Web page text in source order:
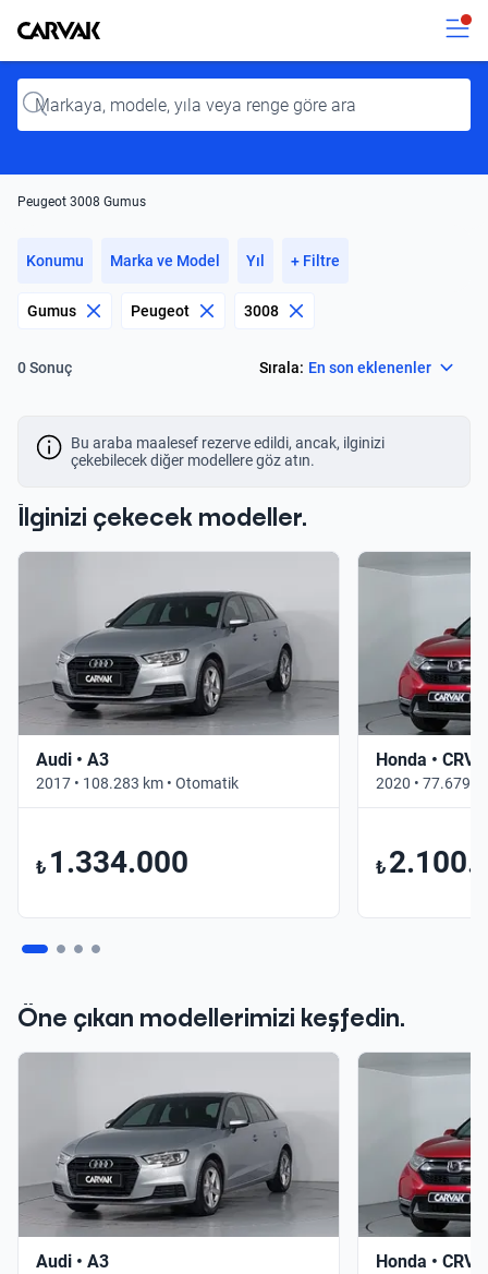
Kavak
Input
Peugeot 3008 Gumus
Konumu Marka ve Model Yıl + Filtre
Gumus Peugeot 3008
0 Sonuç Sırala: En son eklenenler
Bu araba maalesef rezerve edildi, ancak, ilginizi
çekebilecek diğer modellere göz atın.
İlginizi çekecek modeller.
Audi • A3
2017 • 108.283 km • Otomatik
₺ 1.334.000
Honda • CRV
2020 • 77.679
₺
Öne çıkan modellerimizi keşfedin.
Audi • A3 Honda • CRV